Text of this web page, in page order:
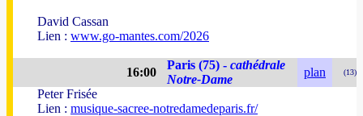
David Cassan
Lien : www.go-mantes.com/2026
16:00
Paris (75) - cathédrale
Notre-Dame
plan (13)
Peter Frisée
Lien : musique-sacree-notredamedeparis.fr/